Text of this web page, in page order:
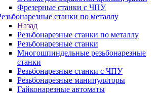
Фрезерные станки с ЧПУ
станки по металлу
Назад
Резьбонарезные станки по металлу
Резьбонарезные станки
Многошпиндельные резьбонарезные
станки
Резьбонарезные станки с ЧПУ
Резьбонарезные манипуляторы
Гайконарезные автоматы